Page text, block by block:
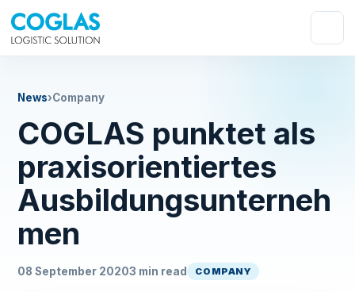
News›Company
COGLAS punktet als
praxisorientiertes
Ausbildungsunterneh
men
08 September 20203 min read COMPANY